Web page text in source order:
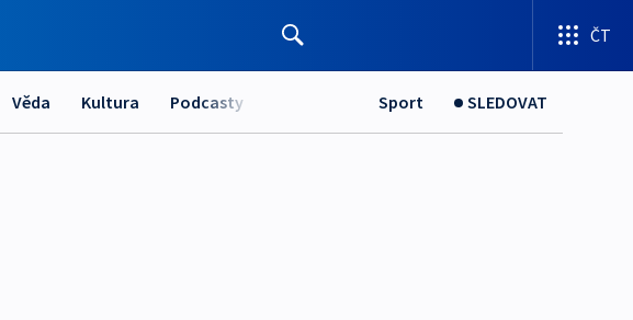
ČT
Věda Kultura Podcasty Sport SLEDOVAT